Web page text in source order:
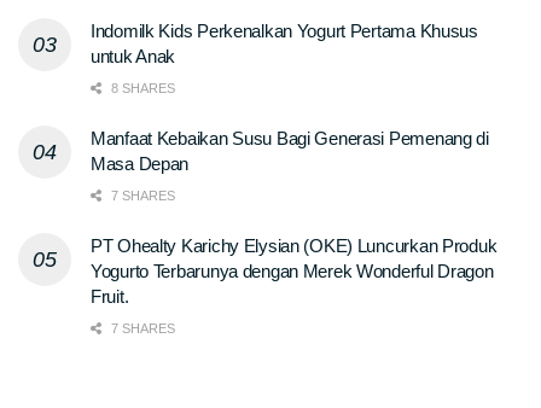
Indomilk Kids Perkenalkan Yogurt Pertama Khusus
untuk Anak
8 SHARES
Manfaat Kebaikan Susu Bagi Generasi Pemenang di
Masa Depan
7 SHARES
PT Ohealty Karichy Elysian (OKE) Luncurkan Produk
Yogurto Terbarunya dengan Merek Wonderful Dragon
Fruit.
7 SHARES